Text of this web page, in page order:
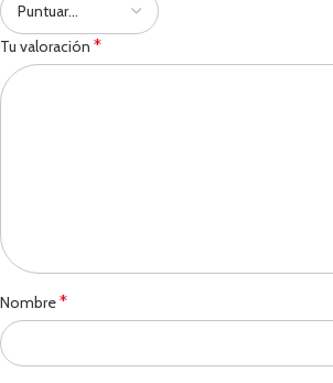
Tu valoración *
Nombre*